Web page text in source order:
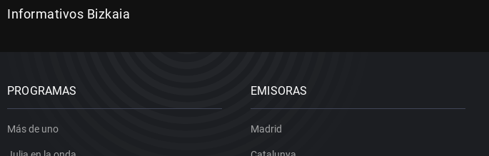
Informativos Bizkaia
PROGRAMAS
Más de uno
EMISORAS
Madrid